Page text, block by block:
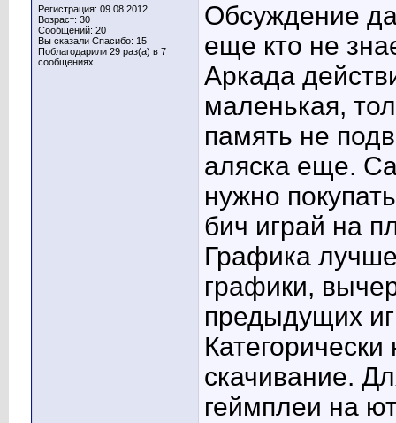
Регистрация: 09.08.2012
Возраст: 30
Сообщений: 20
Вы сказали Спасибо: 15
Поблагодарили 29 раз(а) в 7
сообщениях
Обсуждение
еще кто не
Аркада
маленькая,
память не
аляска еще.
нужно
бич играй на
Графика
графики,
предыдущих
скачивание.
геймплеи на